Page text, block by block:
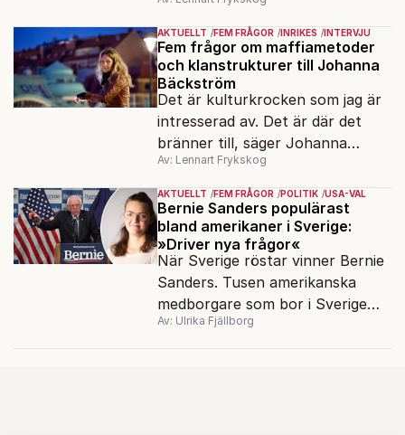
säger Amy Loutfi, ledamot i
Omstartskommissionen och vice
rektor vid Örebro universitet.
Hon värnar mångfald i
teknikutvecklingen.
AKTUELLT FEM FRÅGOR INRIKES INTERVJU
Fem frågor om maffiametoder
och klanstrukturer till Johanna
Bäckström
Det är kulturkrocken som jag är
intresserad av. Det är där det
bränner till, säger Johanna
Bäckström Lerneby, som i 14 år
följt ett klanliknande
släktnätverk i Angered och är
aktuell med den dokumentära
boken Familjen.
Av: Lennart Frykskog
AKTUELLT FEM FRÅGOR POLITIK USA-VAL
Bernie Sanders populärast
bland amerikaner i Sverige:
»Driver nya frågor«
När Sverige röstar vinner Bernie
Sanders. Tusen amerikanska
medborgare som bor i Sverige
röstade i demokraternas
Av: Ulrika Fjällborg